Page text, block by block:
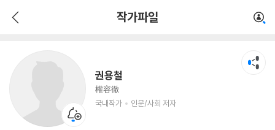
작가파일
권용철
權容徹
국내작가
인문/사회 저자
인문/사회 저자